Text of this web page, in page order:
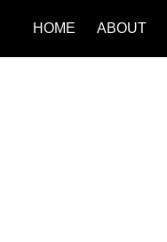
HOME ABOUT